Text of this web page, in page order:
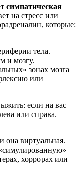
симпатическая
на стресс или
которые:
тела.
и мозгу.
зонах мозга
или
если на вас
или справа.
виртуальная.
хоррорах или